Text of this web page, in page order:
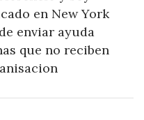
en New York
enviar ayuda
que no reciben